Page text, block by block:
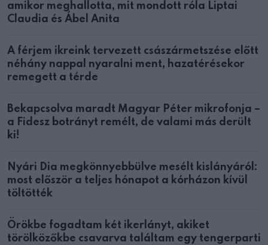
amikor meghallotta, mit mondott róla Liptai
Claudia és Ábel Anita
A férjem ikreink tervezett császármetszése előtt
néhány nappal nyaralni ment, hazatérésekor
remegett a térde
Bekapcsolva maradt Magyar Péter mikrofonja –
a Fidesz botrányt remélt, de valami más derült
ki!
Nyári Dia megkönnyebbülve mesélt kislányáról:
most először a teljes hónapot a kórházon kívül
töltötték
Örökbe fogadtam két ikerlányt, akiket
törölközőkbe csavarva találtam egy tengerparti